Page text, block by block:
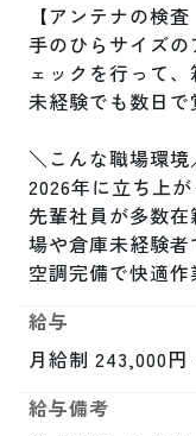
【アンテナの検査
手のひらサイズ
ェックを行って
未経験でも数日で
＼こんな職場環境
2026年に立ち上
先輩社員が多数
場や倉庫未経験
空調完備で快適
給与
月給制 243,000円
給与備考